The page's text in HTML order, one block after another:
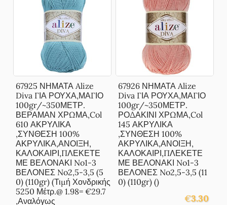
67925 ΝΗΜΑΤΑ Alize
Diva ΓΙΑ ΡΟΥΧΑ,ΜΑΓΙΟ
100gr/~350ΜΕΤΡ.
ΒΕΡΑΜΑΝ ΧΡΩΜΑ,Col
610 ΑΚΡΥΛΙΚΑ
,ΣΥΝΘΕΣΗ 100%
ΑΚΡΥΛΙΚΑ,ΑΝΟΙΞΗ,
ΚΑΛΟΚΑΙΡΙ,ΠΛΕΚΕΤΕ
ΜΕ ΒΕΛΟΝΑΚΙ No1-3
ΒΕΛΟΝΕΣ No2,5-3,5 (5
0) (110gr) (Τιμή Χονδρικής
5250 Μέτρ.@ 1.98= €29.7
,Αναλόγως
67926 ΝΗΜΑΤΑ Alize
Diva ΓΙΑ ΡΟΥΧΑ,ΜΑΓΙΟ
100gr/~350ΜΕΤΡ.
ΡΟΔΑΚΙΝΙ ΧΡΩΜΑ,Col
145 ΑΚΡΥΛΙΚΑ
,ΣΥΝΘΕΣΗ 100%
ΑΚΡΥΛΙΚΑ,ΑΝΟΙΞΗ,
ΚΑΛΟΚΑΙΡΙ,ΠΛΕΚΕΤΕ
ΜΕ ΒΕΛΟΝΑΚΙ No1-3
ΒΕΛΟΝΕΣ No2,5-3,5 (11
0) (110gr) ()
€3.30